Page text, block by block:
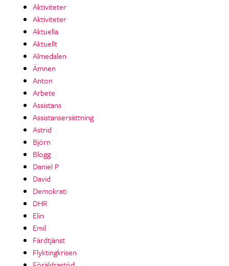
Aktiviteter
Aktiviteter
Aktuella
Aktuellt
Almedalen
Ämnen
Anton
Arbete
Assistans
Assistansersättning
Astrid
Björn
Blogg
Daniel P
David
Demokrati
DHR
Elin
Emil
Färdtjänst
Flyktingkrisen